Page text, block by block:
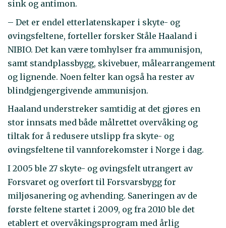
sink og antimon.
– Det er endel etterlatenskaper i skyte- og
øvingsfeltene, forteller forsker Ståle Haaland i
NIBIO. Det kan være tomhylser fra ammunisjon,
samt standplassbygg, skivebuer, målearrangement
og lignende. Noen felter kan også ha rester av
blindgjengergivende ammunisjon.
Haaland understreker samtidig at det gjøres en
stor innsats med både målrettet overvåking og
tiltak for å redusere utslipp fra skyte- og
øvingsfeltene til vannforekomster i Norge i dag.
I 2005 ble 27 skyte- og øvingsfelt utrangert av
Forsvaret og overført til Forsvarsbygg for
miljøsanering og avhending. Saneringen av de
første feltene startet i 2009, og fra 2010 ble det
etablert et overvåkingsprogram med årlig